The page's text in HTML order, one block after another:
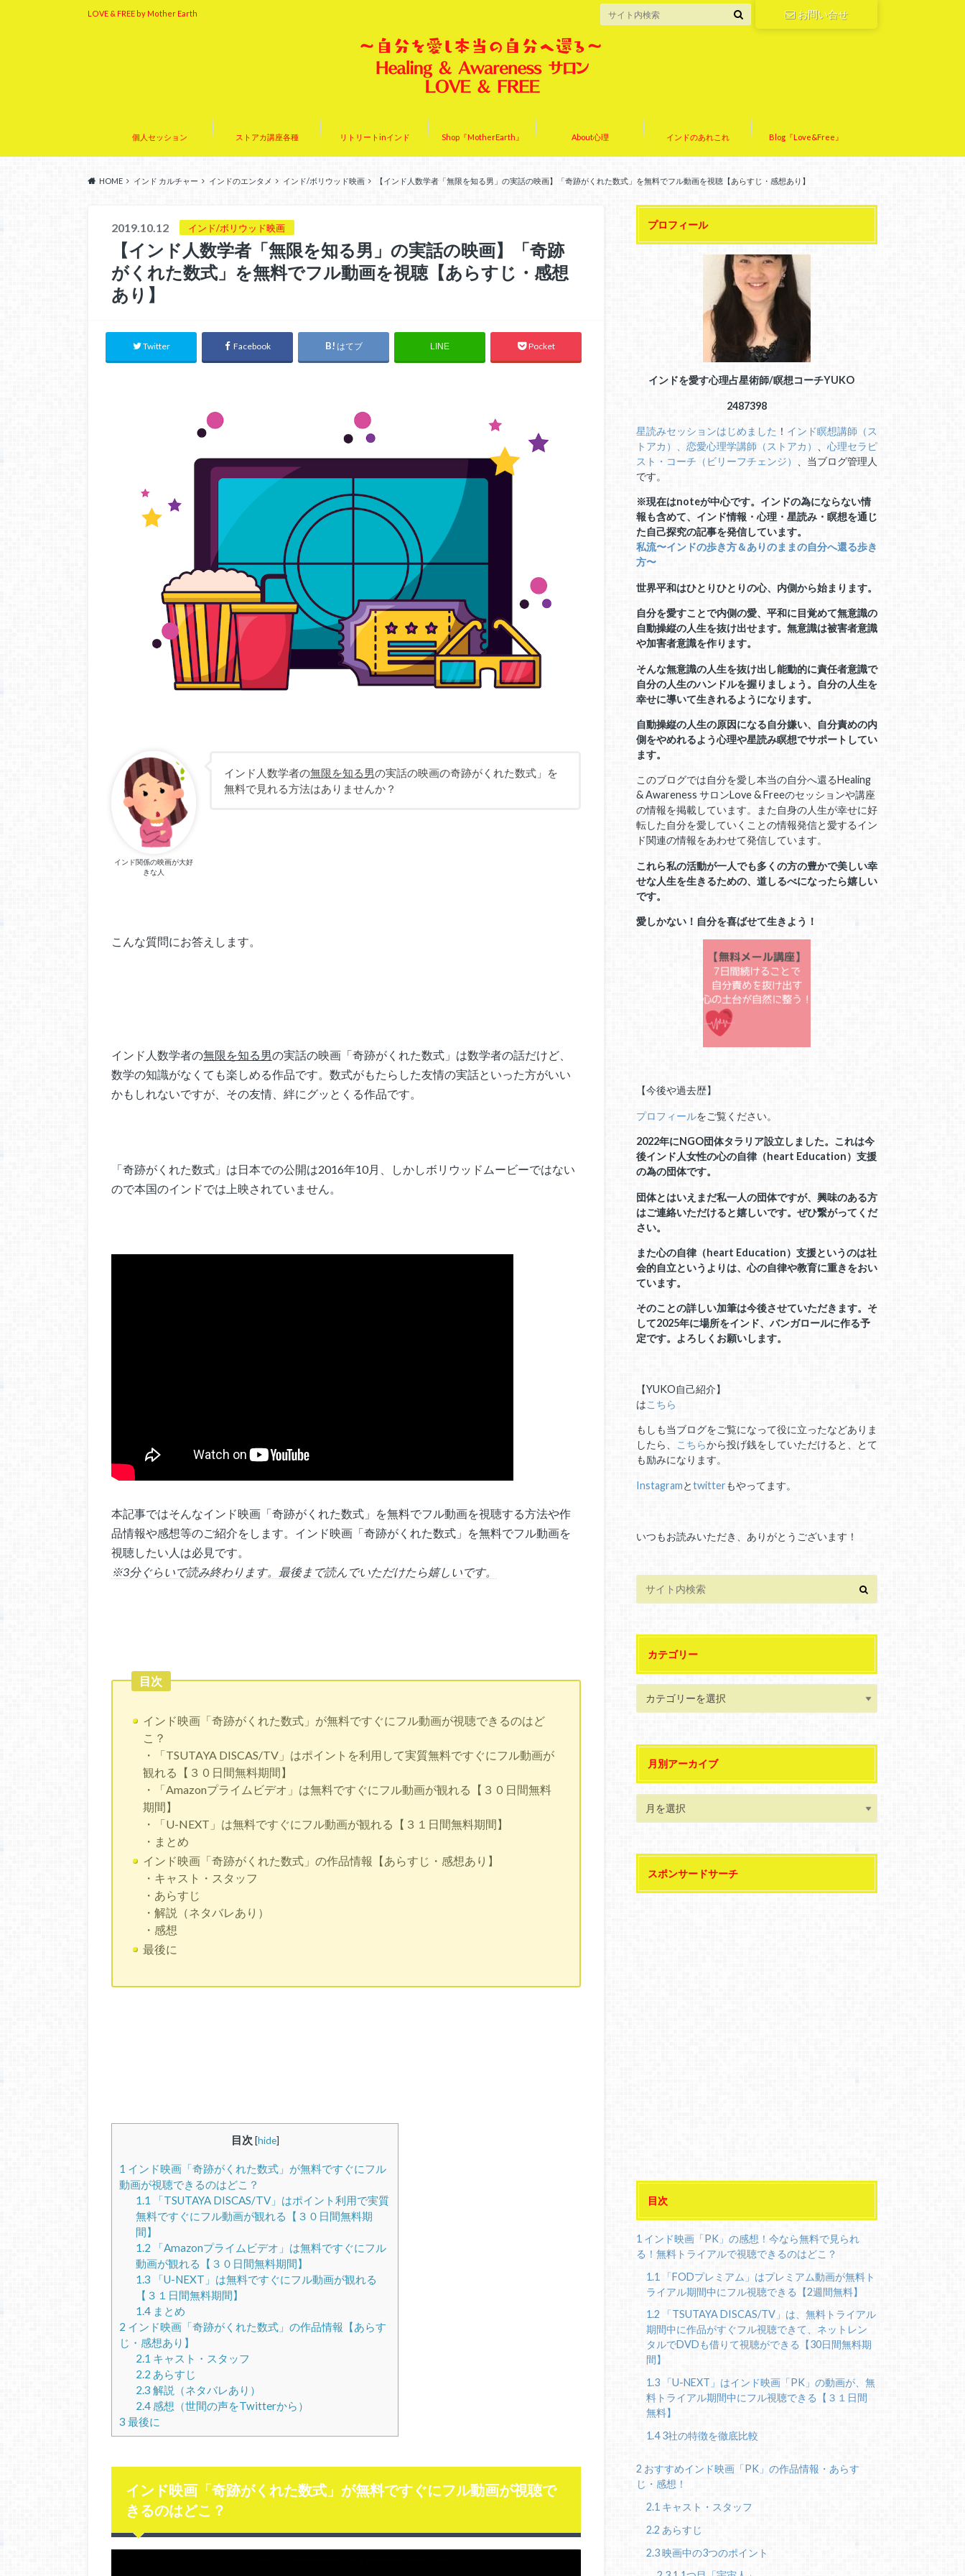
LOVE & FREE by Mother Earth お問い合せ
個人セッション ストアカ講座各種 リトリートinインド Shop『MotherEarth』 About心理 インドのあれこれ Blog『Love&Free』
HOME インド カルチャー インドのエンタメ インド/ボリウッド映画 【インド人数学者「無限を知る男」の実話の映画】「奇跡がくれた数式」を無料でフル動画を視聴【あらすじ・感想あり】
2019.10.12 インド/ボリウッド映画
【インド人数学者「無限を知る男」の実話の映画】「奇跡
がくれた数式」を無料でフル動画を視聴【あらすじ・感想
あり】
Twitter Facebook はてブ LINE Pocket
インド関係の映画が大好
きな人
インド人数学者の無限を知る男の実話の映画の奇跡がくれた数式」を
無料で見れる方法はありませんか？
こんな質問にお答えします。
インド人数学者の無限を知る男の実話の映画「奇跡がくれた数式」は数学者の話だけど、
数学の知識がなくても楽しめる作品です。数式がもたらした友情の実話といった方がいい
かもしれないですが、その友情、絆にグッとくる作品です。
「奇跡がくれた数式」は日本での公開は2016年10月、しかしボリウッドムービーではない
ので本国のインドでは上映されていません。
本記事ではそんなインド映画「奇跡がくれた数式」を無料でフル動画を視聴する方法や作
品情報や感想等のご紹介をします。インド映画「奇跡がくれた数式」を無料でフル動画を
視聴したい人は必見です。
※3分ぐらいで読み終わります。最後まで読んでいただけたら嬉しいです。
目次
インド映画「奇跡がくれた数式」が無料ですぐにフル動画が視聴できるのはど
こ？
・「TSUTAYA DISCAS/TV」はポイントを利用して実質無料ですぐにフル動画が
観れる【３０日間無料期間】
・「Amazonプライムビデオ」は無料ですぐにフル動画が観れる【３０日間無料
期間】
・「U-NEXT」は無料ですぐにフル動画が観れる【３１日間無料期間】
・まとめ
インド映画「奇跡がくれた数式」の作品情報【あらすじ・感想あり】
・キャスト・スタッフ
・あらすじ
・解説（ネタバレあり）
・感想
最後に
目次 [hide]
1 インド映画「奇跡がくれた数式」が無料ですぐにフル
動画が視聴できるのはどこ？
1.1 「TSUTAYA DISCAS/TV」はポイント利用で実質
無料ですぐにフル動画が観れる【３０日間無料期
間】
1.2 「Amazonプライムビデオ」は無料ですぐにフル
動画が観れる【３０日間無料期間】
1.3 「U-NEXT」は無料ですぐにフル動画が観れる
【３１日間無料期間】
1.4まとめ
2 インド映画「奇跡がくれた数式」の作品情報【あらす
じ・感想あり】
2.1 キャスト・スタッフ
2.2 あらすじ
2.3 解説（ネタバレあり）
2.4感想（世間の声をTwitterから）
3 最後に
インド映画「奇跡がくれた数式」が無料ですぐにフル動画が視聴で
きるのはどこ？
プロフィール
インドを愛す心理占星術師/瞑想コーチYUKO
2487398
星読みセッションはじめました ！ インド瞑想講師（ス
トアカ）、 恋愛心理学講師（ストアカ）
心理セラピ
スト・コーチ（ビリーフチェンジ）
、当ブログ管理人
です。
※現在はnoteが中心です。インドの為にならない情
報も含めて、インド情報・心理・星読み・瞑想を通じ
た自己探究の記事を発信しています。
私流〜インドの歩き方＆ありのままの自分へ還る歩き
方〜
世界平和はひとりひとりの心、内側から始まります。
自分を愛すことで内側の愛、平和に目覚めて無意識の
自動操縦の人生を抜け出せます。無意識は被害者意識
や加害者意識を作ります。
そんな無意識の人生を抜け出し能動的に責任者意識で
自分の人生のハンドルを握りましょう。自分の人生を
幸せに導いて生きれるようになります。
自動操縦の人生の原因になる自分嫌い、自分責めの内
側をやめれるよう心理や星読み瞑想でサポートしてい
ます。
このブログでは自分を愛し本当の自分へ還るHealing
& Awareness サロンLove & Freeのセッションや講座
の情報を掲載しています。また自身の人生が幸せに好
転した自分を愛していくことの情報発信と愛するイン
ド関連の情報をあわせて発信しています。
これら私の活動が一人でも多くの方の豊かで美しい幸
せな人生を生きるための、道しるべになったら嬉しい
です。
愛しかない！自分を喜ばせて生きよう！
【今後や過去歴】
プロフィールをご覧ください。
2022年にNGO団体タラリア設立しました。これは今
後インド人女性の心の自律（heart Education）支援
の為の団体です。
団体とはいえまだ私一人の団体ですが、興味のある方
はご連絡いただけると嬉しいです。ぜひ繋がってくだ
さい。
また心の自律（heart Education）支援というのは社
会的自立というよりは、心の自律や教育に重きをおい
ています。
そのことの詳しい加筆は今後させていただきます。そ
して2025年に場所をインド、バンガロールに作る予
定です。よろしくお願いします。
【YUKO自己紹介】
はこちら
もしも当ブログをご覧になって役に立ったなどありま
したら、 こちらから投げ銭をしていただけると、とて
も励みになります。
Instagramとtwitterもやってます。
いつもお読みいただき、ありがとうございます！
カテゴリー
月別アーカイブ
スポンサードサーチ
目次
1 インド映画「PK」の感想！今なら無料で見られ
る！無料トライアルで視聴できるのはどこ？
1.1
「FODプレミアム」はプレミアム動画が無料ト
ライアル期間中にフル視聴できる【2週間無料】
1.2 「TSUTAYA DISCAS/TV」は、無料トライアル
期間中に作品がすぐフル視聴できて、ネットレン
タルでDVDも借りて視聴ができる【30日間無料期
間】
1.3 「U-NEXT」はインド映画「PK」の動画が、無
料トライアル期間中にフル視聴できる【３１日間
無料】
1.43社の特徴を徹底比較
2 おすすめインド映画「PK」の作品情報・あらす
じ・感想！
2.1 キャスト・スタッフ
2.2 あらすじ
2.3映画中の3つのポイント